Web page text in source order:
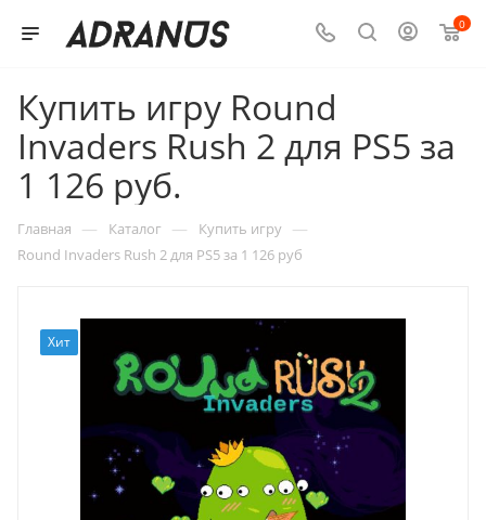
0
Купить игру Round
Invaders Rush 2 для PS5 за
1 126 руб.
Главная — Каталог — Купить игру —
Round Invaders Rush 2 для PS5 за 1 126 руб
Хит